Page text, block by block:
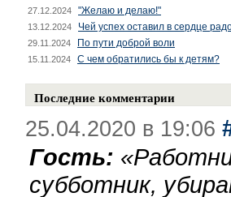
27.12.2024 "Желаю и делаю!"
13.12.2024 Чей успех оставил в сердце
29.11.2024 По пути доброй воли
15.11.2024 С чем обратились бы к детям?
Последние комментарии
25.04.2020 в 19:06
Гость: «
субботник,